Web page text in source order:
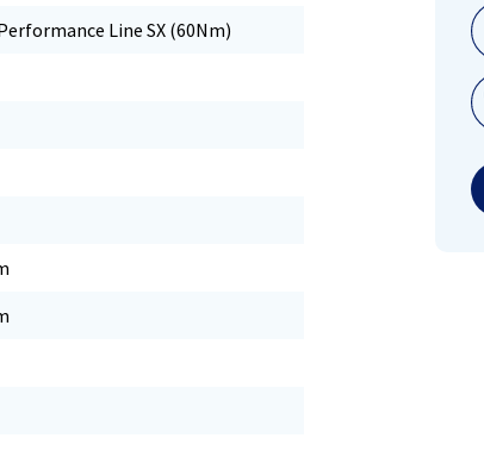
Line SX (60Nm)